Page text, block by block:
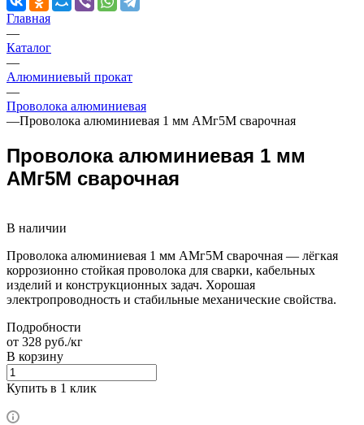
Главная
—
Каталог
—
Алюминиевый прокат
—
Проволока алюминиевая
—Проволока алюминиевая 1 мм АМг5М сварочная
Проволока алюминиевая 1 мм
АМг5М сварочная
В наличии
Проволока алюминиевая 1 мм АМг5М сварочная — лёгкая
коррозионно стойкая проволока для сварки, кабельных
изделий и конструкционных задач. Хорошая
электропроводность и стабильные механические свойства.
Подробности
от 328 руб./кг
В корзину
Купить в 1 клик